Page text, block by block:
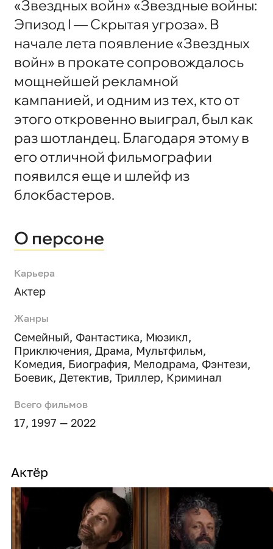
«Звездных войн» «Звездные войны:
Эпизод I — Скрытая угроза». В
начале лета появление «Звездных
войн» в прокате сопровождалось
мощнейшей рекламной
кампанией, и одним из тех, кто от
этого откровенно выиграл, был как
раз шотландец. Благодаря этому в
его отличной фильмографии
появился еще и шлейф из
блокбастеров.
О персоне
Карьера
Актер
Жанры
Семейный, Фантастика, Мюзикл,
Приключения, Драма, Мультфильм,
Комедия, Биография, Мелодрама, Фэнтези,
Боевик, Детектив, Триллер, Криминал
Всего фильмов
17, 1997 — 2022
Актёр